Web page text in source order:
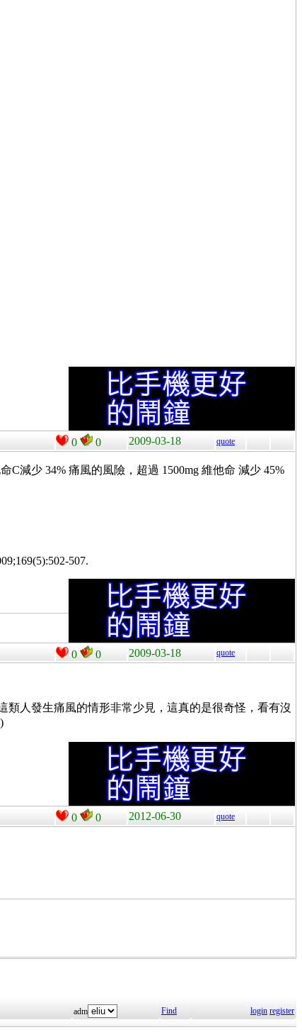
0 0 2009-03-18 quote
C減少 34% 痛風的風險，超過 1500mg 維他命 減少 45%
507.
0 0 2009-03-18 quote
人發生痛風的情形非常少見，這真的是很奇怪，看有沒
0 0 2012-06-30 quote
adm Find login register